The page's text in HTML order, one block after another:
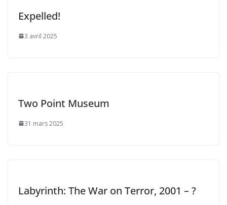
Expelled!
3 avril 2025
Two Point Museum
31 mars 2025
Labyrinth: The War on Terror, 2001 – ?